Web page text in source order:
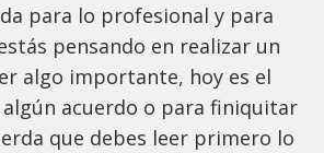
para lo profesional y para
pensando en realizar un
algo importante, hoy es el
acuerdo o para finiquitar
que debes leer primero lo